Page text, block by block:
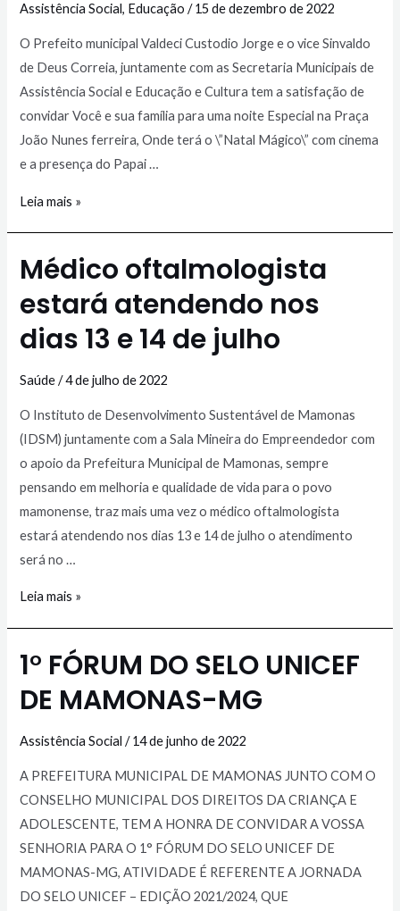
Assistência Social, Educação /15 de dezembro de 2022
O Prefeito municipal Valdeci Custodio Jorge e o vice Sinvaldo
de Deus Correia, juntamente com as Secretaria Municipais de
Assistência Social e Educação e Cultura tem a satisfação de
convidar Você e sua família para uma noite Especial na Praça
João Nunes ferreira, Onde terá o \”Natal Mágico\” com cinema
e a presença do Papai …
Leia mais »
Médico oftalmologista
estará atendendo nos
dias 13 e 14 de julho
Saúde/4 de julho de 2022
O Instituto de Desenvolvimento Sustentável de Mamonas
(IDSM) juntamente com a Sala Mineira do Empreendedor com
o apoio da Prefeitura Municipal de Mamonas, sempre
pensando em melhoria e qualidade de vida para o povo
mamonense, traz mais uma vez o médico oftalmologista
estará atendendo nos dias 13 e 14 de julho o atendimento
será no …
Leia mais »
1° FÓRUM DO SELO UNICEF
DE MAMONAS-MG
Assistência Social /14 de junho de 2022
A PREFEITURA MUNICIPAL DE MAMONAS JUNTO COM O
CONSELHO MUNICIPAL DOS DIREITOS DA CRIANÇA E
ADOLESCENTE, TEM A HONRA DE CONVIDAR A VOSSA
SENHORIA PARA O 1° FÓRUM DO SELO UNICEF DE
MAMONAS-MG, ATIVIDADE É REFERENTE A JORNADA
DO SELO UNICEF – EDIÇÃO 2021/2024, QUE